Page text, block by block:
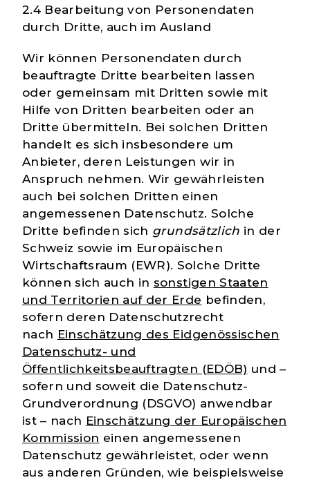
2.4 Bearbeitung von Personendaten
durch Dritte, auch im Ausland
Wir können Personendaten durch
beauftragte Dritte bearbeiten lassen
oder gemeinsam mit Dritten sowie mit
Hilfe von Dritten bearbeiten oder an
Dritte übermitteln. Bei solchen Dritten
handelt es sich insbesondere um
Anbieter, deren Leistungen wir in
Anspruch nehmen. Wir gewährleisten
auch bei solchen Dritten einen
angemessenen Datenschutz. Solche
Dritte befinden sich grundsätzlich in der
Schweiz sowie im Europäischen
Wirtschaftsraum (EWR). Solche Dritte
können sich auch in sonstigen Staaten
und Territorien auf der Erde befinden,
sofern deren Datenschutzrecht
nach Einschätzung des Eidgenössischen
Datenschutz- und
Öffentlichkeitsbeauftragten (EDÖB) und –
sofern und soweit die Datenschutz-
Grundverordnung (DSGVO) anwendbar
ist – nach Einschätzung der Europäischen
Kommission einen angemessenen
Datenschutz gewährleistet, oder wenn
aus anderen Gründen, wie beispielsweise